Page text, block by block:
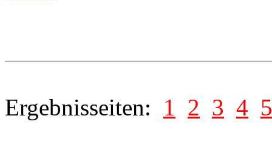
Ergebnisseiten: 1 2 3 4 5